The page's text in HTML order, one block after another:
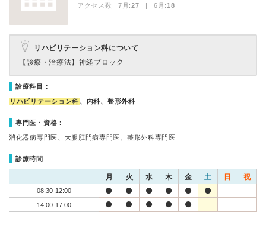
アクセス数 7月:27 | 6月:18
リハビリテーション科について
【診療・治療法】 神経ブロック
診療科目：
リハビリテーション科 、内科、整形外科
専門医・資格：
消化器病専門医、大腸肛門病専門医、整形外科専門医
診療時間
月 火 水 木 金 土 日 祝
08:30-12:00
14:00-17:00